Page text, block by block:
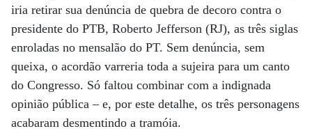
iria retirar sua denúncia de quebra de decoro contra o
presidente do PTB, Roberto Jefferson (RJ), as três siglas
enroladas no mensalão do PT. Sem denúncia, sem
queixa, o acordão varreria toda a sujeira para um canto
do Congresso. Só faltou combinar com a indignada
opinião pública – e, por este detalhe, os três personagens
acabaram desmentindo a tramóia.